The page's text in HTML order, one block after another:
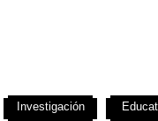
Investigación